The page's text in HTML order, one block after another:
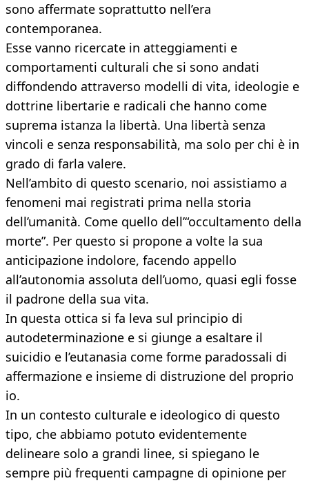
sono affermate soprattutto nell’era
contemporanea.
Esse vanno ricercate in atteggiamenti e
comportamenti culturali che si sono andati
diffondendo attraverso modelli di vita, ideologie e
dottrine libertarie e radicali che hanno come
suprema istanza la libertà. Una libertà senza
vincoli e senza responsabilità, ma solo per chi è in
grado di farla valere.
Nell’ambito di questo scenario, noi assistiamo a
fenomeni mai registrati prima nella storia
dell’umanità. Come quello dell’“occultamento della
morte”. Per questo si propone a volte la sua
anticipazione indolore, facendo appello
all’autonomia assoluta dell’uomo, quasi egli fosse
il padrone della sua vita.
In questa ottica si fa leva sul principio di
autodeterminazione e si giunge a esaltare il
suicidio e l’eutanasia come forme paradossali di
affermazione e insieme di distruzione del proprio
io.
In un contesto culturale e ideologico di questo
tipo, che abbiamo potuto evidentemente
delineare solo a grandi linee, si spiegano le
sempre più frequenti campagne di opinione per